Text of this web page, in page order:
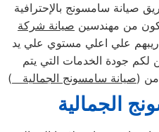
صيانة سامسونج بالإحترافية
يتكون من مهندسين صيانة شركة
علي اعلي مستوي علي يد
جودة الخدمات التي يتم
من (صيانة سامسونج الجمالية
الجمالية